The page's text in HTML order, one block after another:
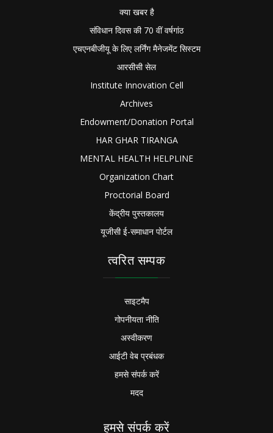
क्या खबर है
संविधान दिवस की 70 वीं वर्षगांठ
एचएनबीजीयू के लिए लर्निंग मैनेजमेंट सिस्टम
आरसीसी सेल
Institute Innovation Cell
Archives
Endowment/Donation Portal
HAR GHAR TIRANGA
MENTAL HEALTH HELPLINE
Organization Chart
Proctorial Board
केंद्रीय पुस्तकालय
यूजीसी ई-समाधान पोर्टल
त्वरित सम्पक
साइटमैप
गोपनीयता नीति
अस्वीकरण
आईटी वेब प्रबंधक
हमसे संपर्क करें
मदद
हमसे संपर्क करें